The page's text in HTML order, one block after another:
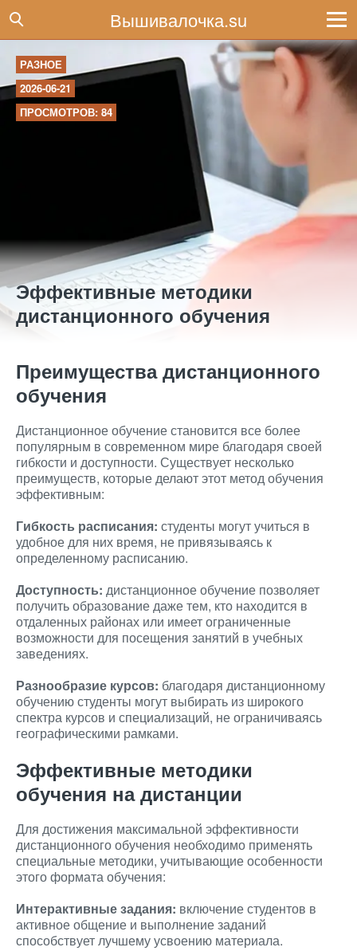
Вышивалочка.su
РАЗНОЕ
2026-06-21
ПРОСМОТРОВ: 84
Эффективные методики
дистанционного обучения
Преимущества дистанционного
обучения
Дистанционное обучение становится все более
популярным в современном мире благодаря своей
гибкости и доступности. Существует несколько
преимуществ, которые делают этот метод обучения
эффективным:
Гибкость расписания: студенты могут учиться в
удобное для них время, не привязываясь к
определенному расписанию.
Доступность: дистанционное обучение позволяет
получить образование даже тем, кто находится в
отдаленных районах или имеет ограниченные
возможности для посещения занятий в учебных
заведениях.
Разнообразие курсов: благодаря дистанционному
обучению студенты могут выбирать из широкого
спектра курсов и специализаций, не ограничиваясь
географическими рамками.
Эффективные методики
обучения на дистанции
Для достижения максимальной эффективности
дистанционного обучения необходимо применять
специальные методики, учитывающие особенности
этого формата обучения:
Интерактивные задания: включение студентов в
активное общение и выполнение заданий
способствует лучшему усвоению материала.